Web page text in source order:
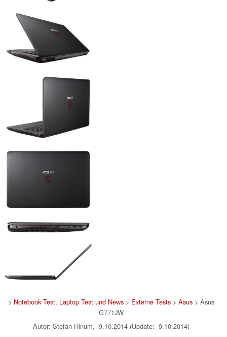
> Notebook Test, Laptop Test und News> Externe Tests> Asus> Asus
G771JW
Autor: Stefan Hinum, 9.10.2014 (Update: 9.10.2014)